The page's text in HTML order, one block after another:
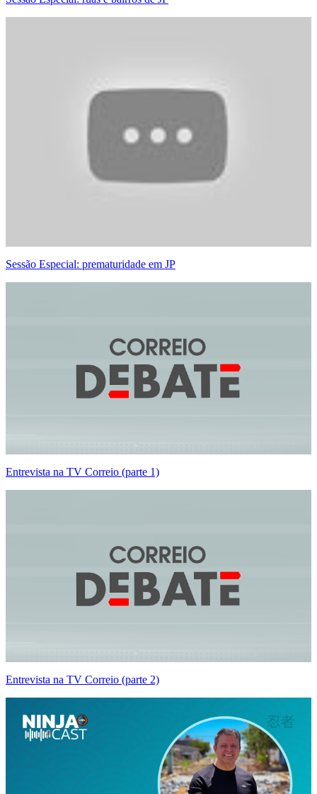
Sessão Especial: prematuridade em JP
Entrevista na TV Correio (parte 1)
Entrevista na TV Correio (parte 2)